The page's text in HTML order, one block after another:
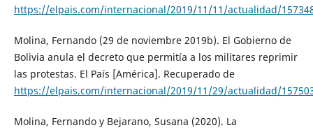
https://elpais.com/internacional/2019/11/11/actualidad/
Molina, Fernando (29 de noviembre 2019b). El Gobierno de
Bolivia anula el decreto que permitía a los militares reprimir
las protestas. El País [América]. Recuperado de
https://elpais.com/internacional/2019/11/29/actualidad/
Molina, Fernando y Bejarano, Susana (2020). La